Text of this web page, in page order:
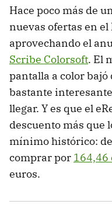
Hace poco más de
nuevas ofertas en el
aprovechando el
Scribe Colorsoft. El
pantalla a color
bastante
llegar. Y es que el
descuento más que
mínimo histórico:
comprar por 164,46
euros.